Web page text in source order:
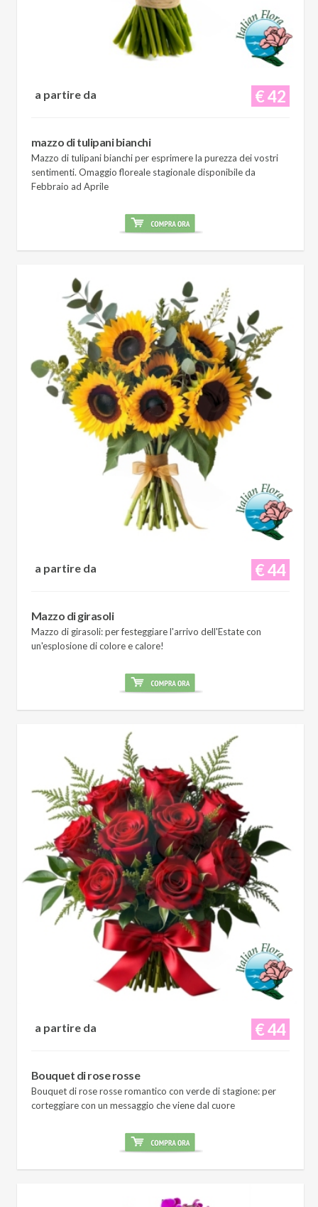
€ 42
a partire da
mazzo di tulipani bianchi
Mazzo di tulipani bianchi per esprimere la purezza dei vostri
sentimenti. Omaggio floreale stagionale disponibile da
Febbraio ad Aprile
€ 44
a partire da
Mazzo di girasoli
Mazzo di girasoli: per festeggiare l'arrivo dell'Estate con
un'esplosione di colore e calore!
€ 44
a partire da
Bouquet di rose rosse
Bouquet di rose rosse romantico con verde di stagione: per
corteggiare con un messaggio che viene dal cuore